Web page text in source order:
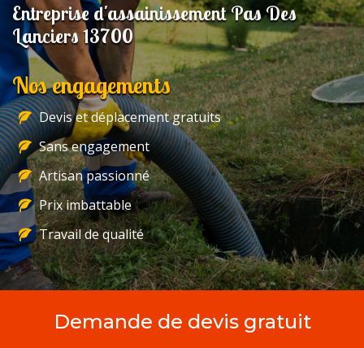
Entreprise d'assainissement Pas Des
Lanciers 13700
Nos engagements
Devis et déplacement gratuits
Sans engagement
Artisan passionné
Prix imbattable
Travail de qualité
Demande de devis gratuit